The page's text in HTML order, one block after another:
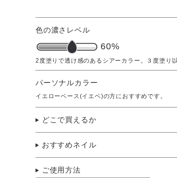
色の濃さレベル
60%
パーソナルカラー
イエローベース(イエベ)の方におすすめです。
どこで買えるか
おすすめネイル
ご使用方法